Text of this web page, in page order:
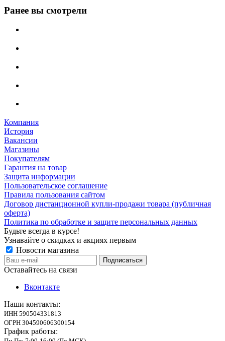
Ранее вы смотрели
Компания
История
Вакансии
Магазины
Покупателям
Гарантия на товар
Защита информации
Пользовательское соглашение
Правила пользования сайтом
Договор дистанционной купли-продажи товара (публичная
оферта)
Политика по обработке и защите персональных данных
Будьте всегда в курсе!
Узнавайте о скидках и акциях первым
Новости магазина
Оставайтесь на связи
Вконтакте
Наши контакты:
ИНН 590504331813
ОГРН 304590606300154
График работы: